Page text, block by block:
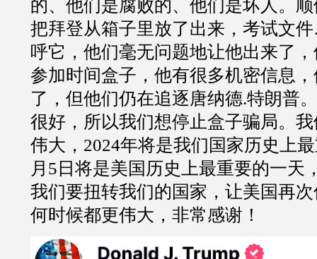
的、他们是腐败的、他们是坏人。
把拜登从箱子里放了出来，考试文
呼它，他们毫无问题地让他出来了
参加时间盒子，他有很多机密信息
了，但他们仍在追逐唐纳德.特朗普
很好，所以我们想停止盒子骗局。
伟大，2024年将是我们国家历史上
月5日将是美国历史上最重要的一天
我们要扭转我们的国家，让美国再
何时候都更伟大，非常感谢！